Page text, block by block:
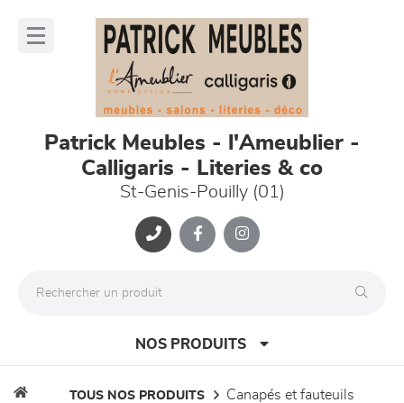
Patrick Meubles - l'Ameublier -
Calligaris - Literies & co
St-Genis-Pouilly (01)
NOS PRODUITS
TOUS NOS PRODUITS
canapés et fauteuils